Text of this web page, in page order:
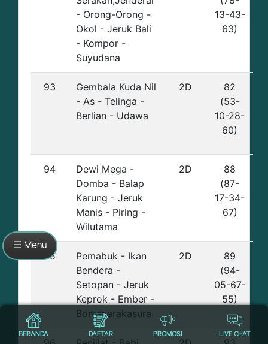
- Orong-Orong -
Okol - Jeruk Bali
- Kompor -
Suyudana
13-43-
63)
93
Gembala Kuda Nil
- As - Telinga -
Berlian - Udawa
2D
82
(53-
10-28-
60)
94
Dewi Mega -
Domba - Balap
Karung - Jeruk
Manis - Piring -
Wilutama
2D
88
(87-
17-34-
67)
95
Pemabuk - Ikan
Bendera -
Setopan - Jeruk
Keprok - Ember -
Bomanarakasura
2D
89
(94-
05-67-
55)
BERANDA DAFTAR PROMOSI LIVE CHAT
☰ Menu